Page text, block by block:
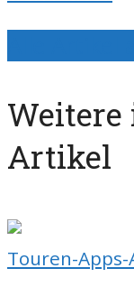
Weitere
Artikel
Touren-